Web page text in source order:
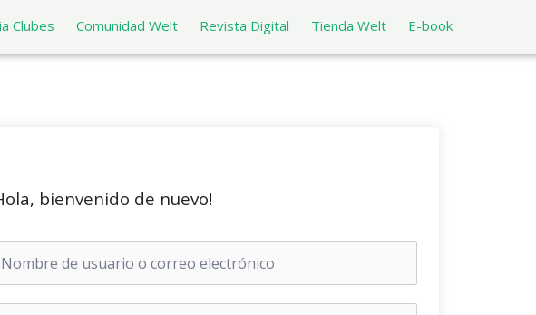
Clubes Comunidad Welt Revista Digital Tienda Welt E-book
bienvenido de nuevo!